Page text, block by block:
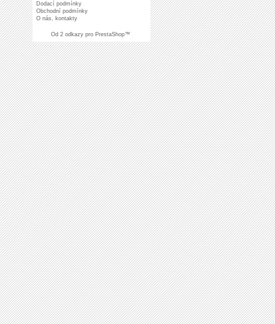
Dodací podmínky
Obchodní podmínky
O nás, kontakty
Od 2 odkazy pro PrestaShop™